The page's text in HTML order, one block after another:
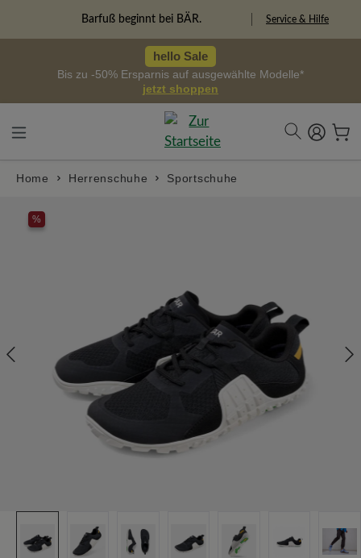
Freiheitspioniere Service & Hilfe
hello Sale
Bis zu -50% Ersparnis auf ausgewählte Modelle*
jetzt shoppen
Home Herrenschuhe Sportschuhe
%